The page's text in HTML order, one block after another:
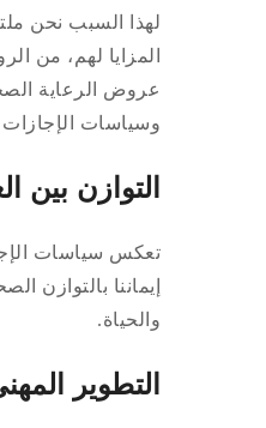
لهذا السبب نحن
المزايا لهم، من
عروض الرعاية
وسياسات
التوازن بين
تعكس سياسات
إيماننا بالتوازن
والحياة.
التطوير